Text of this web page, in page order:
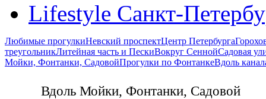
Lifestyle Санкт-
Любимые прогулкиНевский проспектЦентр Петербурга
треугольникЛитейная часть и ПескиВокруг СеннойСадовая
Мойки, Фонтанки, СадовойПрогулки по ФонтанкеВдоль
Вдоль Мойки, Фонтанки, Садовой